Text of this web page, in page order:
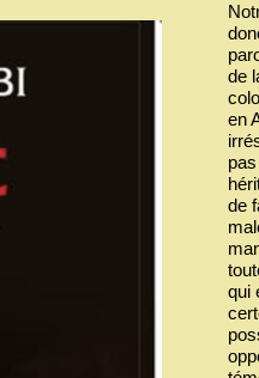
de
en
de
qui